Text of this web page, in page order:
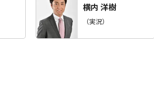
横内 洋樹
（実況）